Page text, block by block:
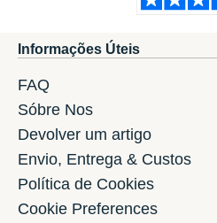
Informações Úteis
FAQ
Sóbre Nos
Devolver um artigo
Envio, Entrega & Custos
Política de Cookies
Cookie Preferences